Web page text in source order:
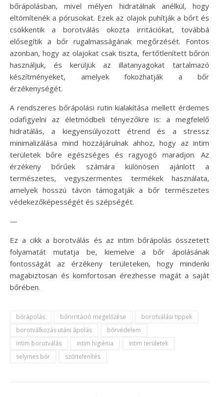
bőrápolásban, mivel mélyen hidratálnak anélkül, hogy
eltömítenék a pórusokat. Ezek az olajok puhítják a bőrt és
csökkentik a borotválás okozta irritációkat, továbbá
elősegítik a bőr rugalmasságának megőrzését. Fontos
azonban, hogy az olajokat csak tiszta, fertőtlenített bőrön
használjuk, és kerüljük az illatanyagokat tartalmazó
készítményeket, amelyek fokozhatják a bőr
érzékenységét.
A rendszeres bőrápolási rutin kialakítása mellett érdemes
odafigyelni az életmódbeli tényezőkre is: a megfelelő
hidratálás, a kiegyensúlyozott étrend és a stressz
minimalizálása mind hozzájárulnak ahhoz, hogy az intim
területek bőre egészséges és ragyogó maradjon. Az
érzékeny bőrűek számára különösen ajánlott a
természetes, vegyszermentes termékek használata,
amelyek hosszú távon támogatják a bőr természetes
védekezőképességét és szépségét.
—
Ez a cikk a borotválás és az intim bőrápolás összetett
folyamatát mutatja be, kiemelve a bőr ápolásának
fontosságát az érzékeny területeken, hogy mindenki
magabiztosan és komfortosan érezhesse magát a saját
bőrében.
bőrápolás bőrirritáció megelőzése
borotválási tippek
borotválkozás utáni ápolás
bőrvédelem
intim borotválás
intim higiénia
intim területek
selymes bőr
szőrtelenítés